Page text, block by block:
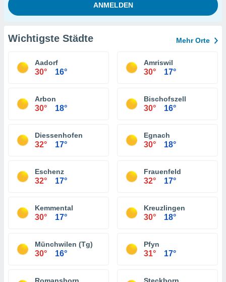
Wichtigste Städte Mehr Orte
Aadorf
30° 16°
Amriswil
30° 17°
Arbon
30° 18°
Bischofszell
30° 16°
Diessenhofen
32° 17°
Egnach
30° 18°
Eschenz
32° 17°
Frauenfeld
32° 17°
Kemmental
30° 17°
Kreuzlingen
30° 18°
Münchwilen (Tg)
30° 16°
Pfyn
31° 17°